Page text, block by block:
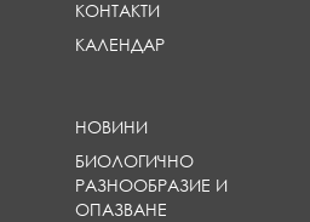
КОНТАКТИ
КАЛЕНДАР
НОВИНИ
БИОЛОГИЧНО
РАЗНООБРАЗИЕ И
ОПАЗВАНЕ